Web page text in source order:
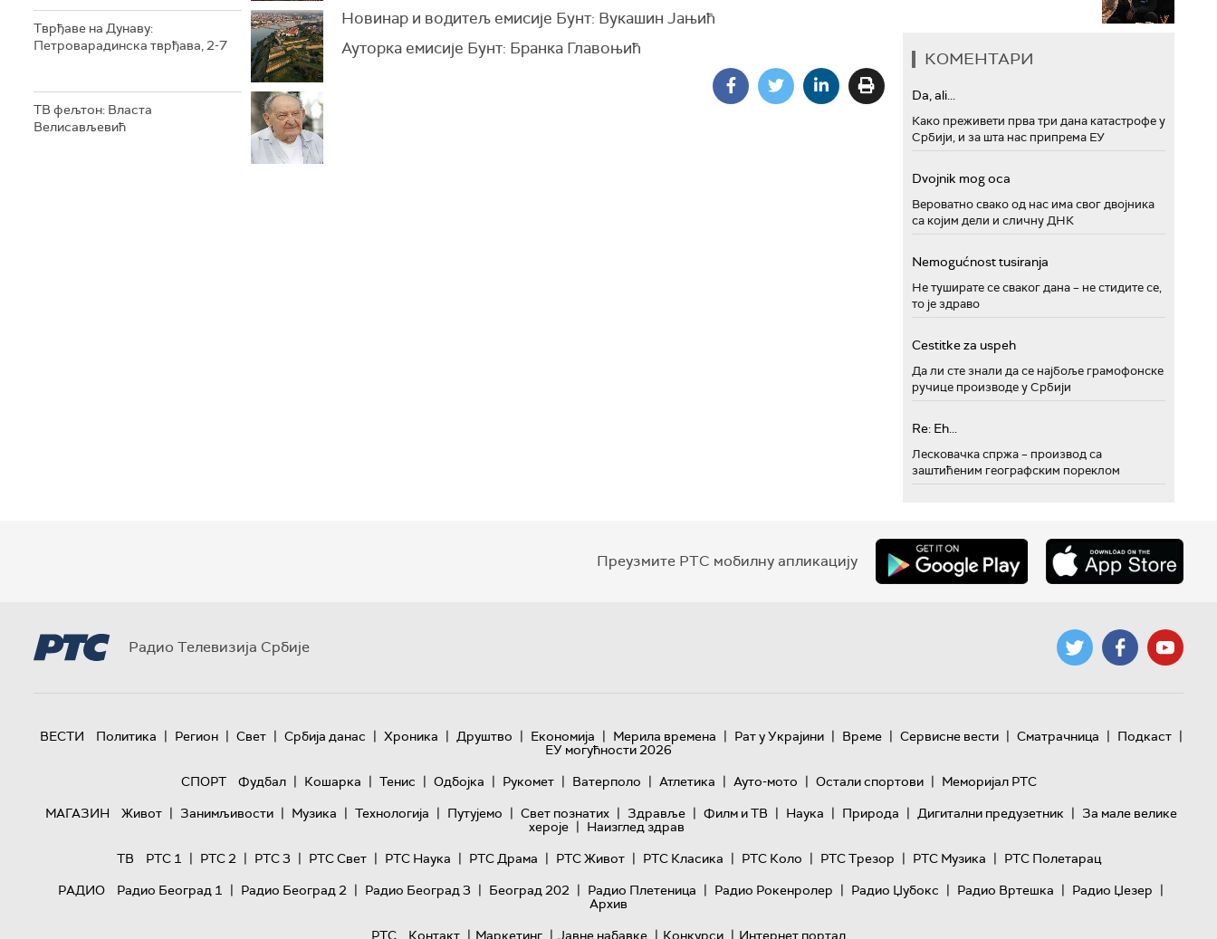
Тврђаве на Дунаву:
Петроварадинска тврђава, 2-7
ТВ фељтон: Власта
Велисављевић
Новинар и водитељ емисије Бунт: Вукашин Јањић
Ауторка емисије Бунт: Бранка Главоњић
КОМЕНТАРИ
Da, ali...
Како преживети прва три дана катастрофе у
Србији, и за шта нас припрема ЕУ
Dvojnik mog oca
Вероватно свако од нас има свог двојника
са којим дели и сличну ДНК
Nemogućnost tusiranja
Не туширате се сваког дана – не стидите се,
то је здраво
Cestitke za uspeh
Да ли сте знали да се најбоље грамофонске
ручице производе у Србији
Re: Eh...
Лесковачка спржа – производ са
заштићеним географским пореклом
Преузмите РТС мобилну апликацију
Радио Телевизија Србије
ВЕСТИ Политика | Регион | Свет | Србија данас | Хроника | Друштво | Економија | Мерила времена | Рат у Украјини | Време | Сервисне вести | Сматрачница | Подкаст |
ЕУ могућности 2026
СПОРТ
Фудбал | Кошарка | Тенис | Одбојка | Рукомет | Ватерполо | Атлетика | Ауто-мото | Остали спортови | Меморијал РТС
МАГАЗИН
Живот | Занимљивости | Музика | Технологијa | Путујемо | Свет познатих | Здравље | Филм и ТВ | Наука | Природа | Дигитални предузетник | За мале велике
хероје | Наизглед здрав
ТВ
РТС 1 | РТС 2 | РТС 3 | РТС Свет | РТС Наука | РТС Драма | РТС Живот | РТС Класика | РТС Коло | РТС Трезор | РТС Музика | РТС Полетарац
РАДИО
Радио Београд 1 | Радио Београд 2 | Радио Београд 3 | Београд 202 | Радио Плетеница | Радио Рокенролер | Радио Џубокс | Радио Вртешка | Радио Џезер |
Архив
РТС
Контакт | Маркетинг | Јавне набавке | Конкурси | Интернет портал